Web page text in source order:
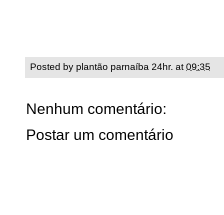
Posted by plantão parnaíba 24hr. at 09:35
Nenhum comentário:
Postar um comentário